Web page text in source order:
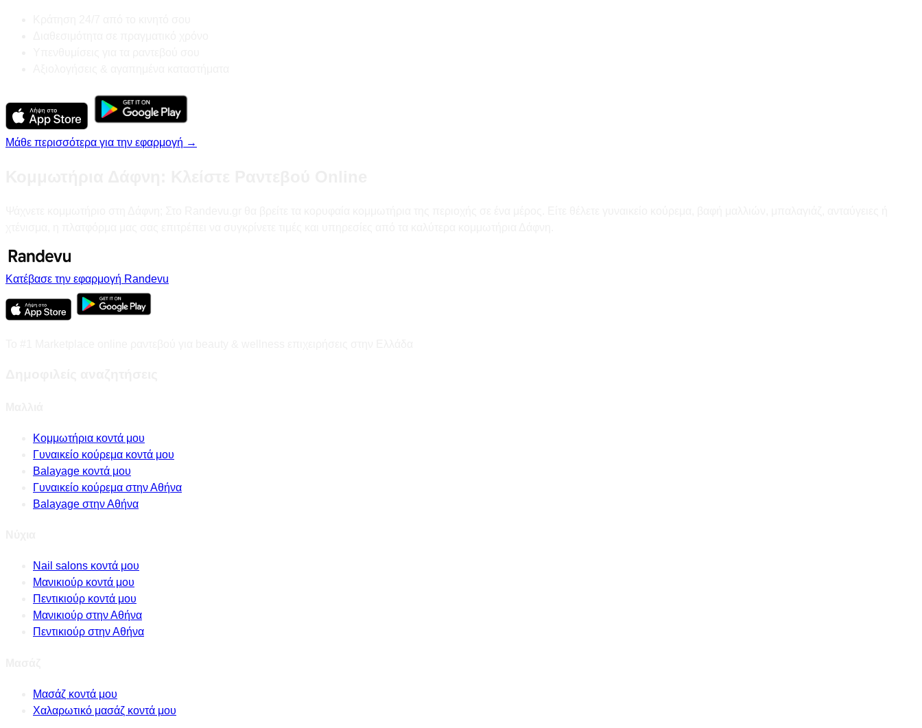
Μάθε περισσότερα για την εφαρμογή →
Κατέβασε την εφαρμογή Randevu
Κομμωτήρια κοντά μου
Γυναικείο κούρεμα κοντά μου
Balayage κοντά μου
Γυναικείο κούρεμα στην Αθήνα
Balayage στην Αθήνα
Nail salons κοντά μου
Μανικιούρ κοντά μου
Πεντικιούρ κοντά μου
Μανικιούρ στην Αθήνα
Πεντικιούρ στην Αθήνα
Μασάζ κοντά μου
Χαλαρωτικό μασάζ κοντά μου